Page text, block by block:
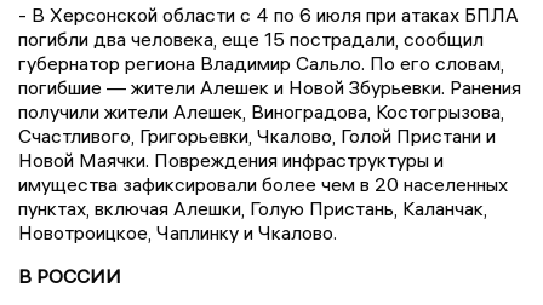
- В Херсонской области с 4 по 6 июля при атаках БПЛА
погибли два человека, еще 15 пострадали, сообщил
губернатор региона Владимир Сальло. По его словам,
погибшие — жители Алешек и Новой Збурьевки. Ранения
получили жители Алешек, Виноградова, Костогрызова,
Счастливого, Григорьевки, Чкалово, Голой Пристани и
Новой Маячки. Повреждения инфраструктуры и
имущества зафиксировали более чем в 20 населенных
пунктах, включая Алешки, Голую Пристань, Каланчак,
Новотроицкое, Чаплинку и Чкалово.
В РОССИИ